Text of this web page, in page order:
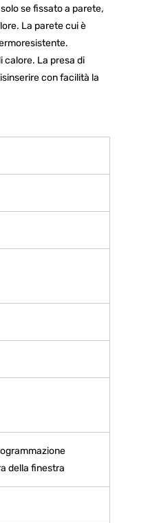
se fissato a parete,
La parete cui è
calore. La presa di
con facilità la
della finestra